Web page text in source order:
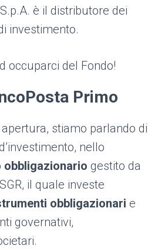
è il distributore dei
investimento.
occuparci del Fondo!
Primo
stiamo parlando di
nello
obbligazionario gestito da
il quale investe
obbligazionari e
governativi,